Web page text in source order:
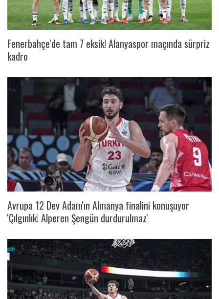
Fenerbahçe'de tam 7 eksik! Alanyaspor maçında sürpriz
kadro
Avrupa 12 Dev Adam'ın Almanya finalini konuşuyor
'Çılgınlık! Alperen Şengün durdurulmaz'